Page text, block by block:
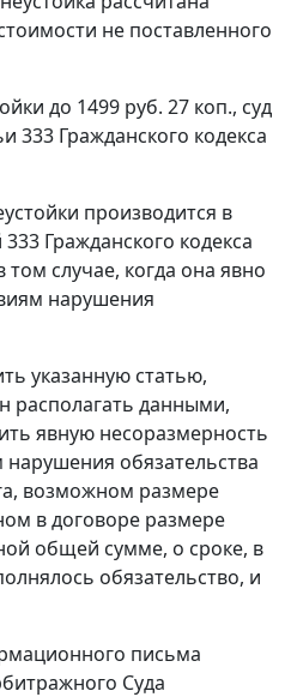
не поставленного
до 1499 руб. 27 коп., суд
333 Гражданского кодекса
производится в
333 Гражданского кодекса
случае, когда она явно
нарушения
указанную статью,
располагать данными,
явную несоразмерность
нарушения обязательства
возможном размере
в договоре размере
общей сумме, о сроке, в
обязательство, и
письма
Суда